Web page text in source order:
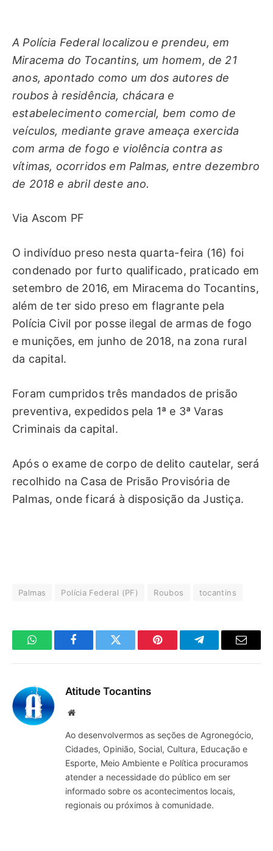
A Polícia Federal localizou e prendeu, em
Miracema do Tocantins, um homem, de 21
anos, apontado como um dos autores de
roubos à residência, chácara e
estabelecimento comercial, bem como de
veículos, mediante grave ameaça exercida
com arma de fogo e violência contra as
vítimas, ocorridos em Palmas, entre dezembro
de 2018 e abril deste ano.
Via Ascom PF
O indivíduo preso nesta quarta-feira (16) foi
condenado por furto qualificado, praticado em
setembro de 2016, em Miracema do Tocantins,
além de ter sido preso em flagrante pela
Polícia Civil por posse ilegal de armas de fogo
e munições, em junho de 2018, na zona rural
da capital.
Foram cumpridos três mandados de prisão
preventiva, expedidos pela 1ª e 3ª Varas
Criminais da capital.
Após o exame de corpo de delito cautelar, será
recolhido na Casa de Prisão Provisória de
Palmas, onde ficará à disposição da Justiça.
Palmas Polícia Federal (PF) Roubos tocantins
WhatsAppFacebookTwitter Pinterest TelegramaE-
Atitude Tocantins
Site
Ao desenvolvermos as seções de Agronegócio,
Cidades, Opinião, Social, Cultura, Educação e
Esporte, Meio Ambiente e Política procuramos
atender a necessidade do público em ser
informado sobre os acontecimentos locais,
regionais ou próximos à comunidade.